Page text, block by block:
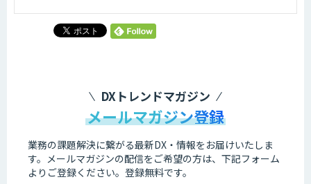
DXトレンドマガジン
メールマガジン登録
業務の課題解決に繋がる最新DX・情報をお届けいたしま
す。 メールマガジンの配信をご希望の方は、下記フォーム
よりご登録ください。登録無料です。